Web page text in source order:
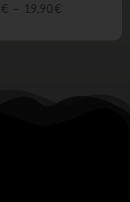
€ – 19,90€